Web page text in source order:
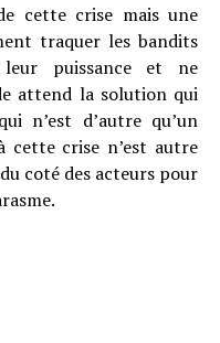
cette crise mais une
traquer les bandits
puissance et ne
attend la solution qui
n’est d’autre qu’un
crise n’est autre
coté des acteurs pour